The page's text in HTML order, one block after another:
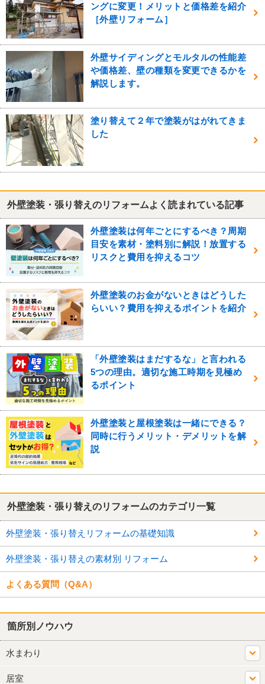
ングに変更！メリットと価格差を紹介
［外壁リフォーム］
外壁サイディングとモルタルの性能差
や価格差、壁の種類を変更できるかを
解説します。
塗り替えて２年で塗装がはがれてきま
した
外壁塗装・張り替えのリフォームよく読まれている記事
外壁塗装は何年ごとにするべき？周期
目安を素材・塗料別に解説！放置する
リスクと費用を抑えるコツ
外壁塗装のお金がないときはどうした
らいい？費用を抑えるポイントを紹介
「外壁塗装はまだするな」と言われる
5つの理由。適切な施工時期を見極め
るポイント
外壁塗装と屋根塗装は一緒にできる？
同時に行うメリット・デメリットを解
説
外壁塗装・張り替えのリフォームのカテゴリ一覧
外壁塗装・張り替えリフォームの基礎知識
外壁塗装・張り替えの素材別 リフォーム
よくある質問（Q&A）
箇所別ノウハウ
水まわり
居室